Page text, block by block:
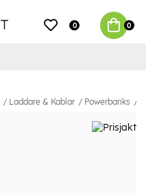
0 0
Laddare & Kablar Powerbanks